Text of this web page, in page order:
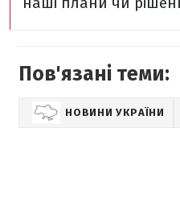
Пов'язані теми:
НОВИНИ УКРАЇНИ